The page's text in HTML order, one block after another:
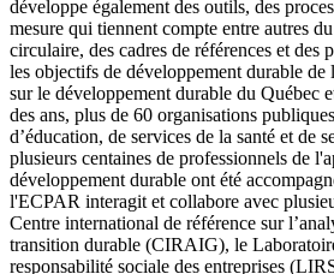
développe également des outils, des
mesure qui tiennent compte entre autres
circulaire, des cadres de références et des
les objectifs de développement durable
sur le développement durable du Québec
des ans, plus de 60 organisations
d’éducation, de services de la santé et de
plusieurs centaines de professionnels de
développement durable ont été
l'ECPAR interagit et collabore avec
Centre international de référence sur
transition durable (CIRAIG), le
responsabilité sociale des entreprises